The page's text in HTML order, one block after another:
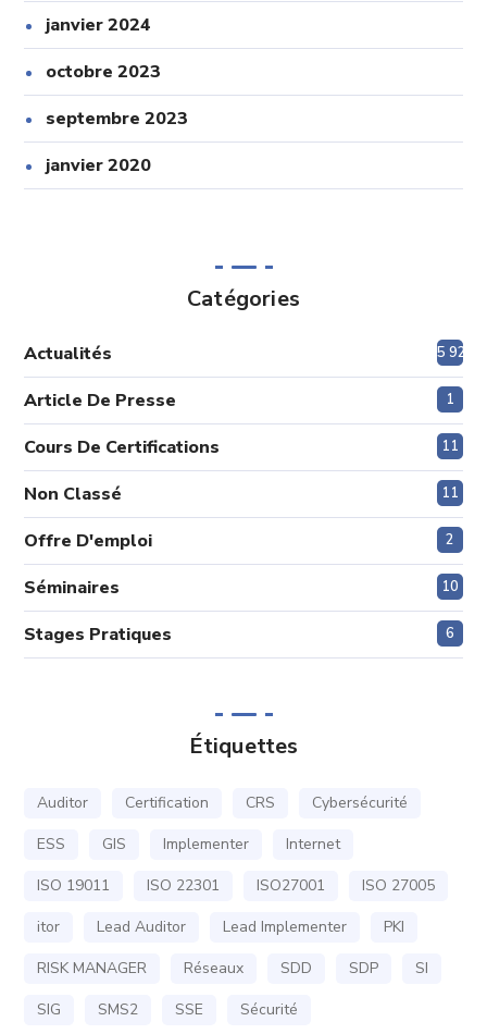
janvier 2024
octobre 2023
septembre 2023
janvier 2020
Catégories
Actualités 5 920
Article De Presse 1
Cours De Certifications 11
Non Classé 11
Offre D'emploi 2
Séminaires 10
Stages Pratiques 6
Étiquettes
Auditor Certification CRS
Cybersécurité
ESS
GIS Implementer
Internet
ISO 19011
ISO 22301 ISO27001
ISO 27005
itor
Lead Auditor Lead Implementer
PKI
RISK MANAGER
Réseaux SDD SDP
SI
SIG
SMS2 SSE Sécurité